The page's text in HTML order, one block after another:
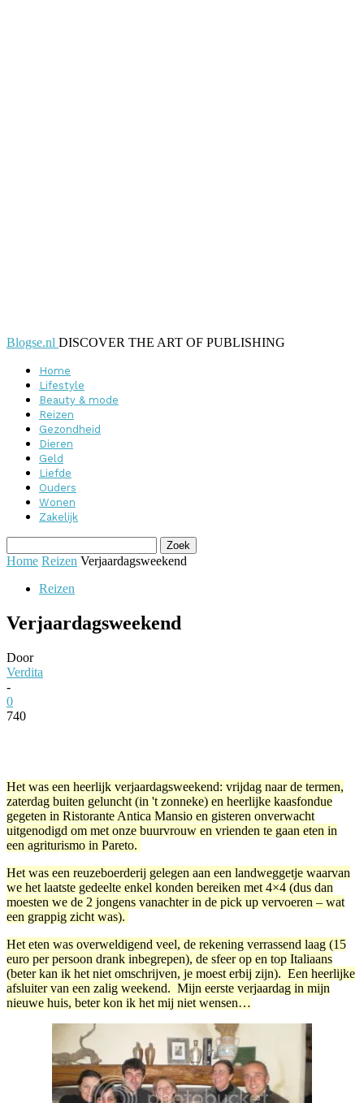
Blogse.nl DISCOVER THE ART OF PUBLISHING
Home
Lifestyle
Beauty & mode
Reizen
Gezondheid
Dieren
Geld
Liefde
Ouders
Wonen
Zakelijk
Home Reizen Verjaardagsweekend
Reizen
Verjaardagsweekend
Door
Verdita
-
0
740
Het was een heerlijk verjaardagsweekend: vrijdag naar de termen,
zaterdag buiten geluncht (in 't zonneke) en heerlijke kaasfondue
gegeten in Ristorante Antica Mansio en gisteren onverwacht
uitgenodigd om met onze buurvrouw en vrienden te gaan eten in
een agriturismo in Pareto.
Het was een reuzeboerderij gelegen aan een landweggetje waarvan
we het laatste gedeelte enkel konden bereiken met 4×4 (dus dan
moesten we de 2 jongens vanachter in de pick up vervoeren – wat
een grappig zicht was).
Het eten was overweldigend veel, de rekening verrassend laag (15
euro per persoon drank inbegrepen), de sfeer op en top Italiaans
(beter kan ik het niet omschrijven, je moest erbij zijn). Een heerlijke
afsluiter van een zalig weekend. Mijn eerste verjaardag in mijn
nieuwe huis, beter kon ik het mij niet wensen…